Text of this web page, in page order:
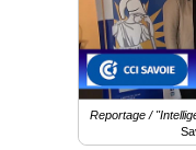
Reportage /